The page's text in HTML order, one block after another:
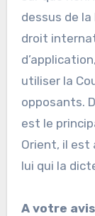
dessus de
droit
utiliser la
opposants.
est le
Orient, il est
lui qui la
A votre